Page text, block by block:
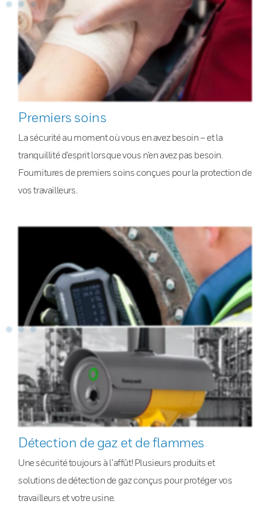
Premiers soins
La sécurité au moment où vous en avez besoin – et la
tranquillité d’esprit lorsque vous n’en avez pas besoin.
Fournitures de premiers soins conçues pour la protection de
vos travailleurs.
Détection de gaz et de flammes
Une sécurité toujours à l’affût! Plusieurs produits et
solutions de détection de gaz conçus pour protéger vos
travailleurs et votre usine.